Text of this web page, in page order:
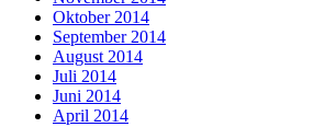
Oktober 2014
September 2014
August 2014
Juli 2014
Juni 2014
April 2014